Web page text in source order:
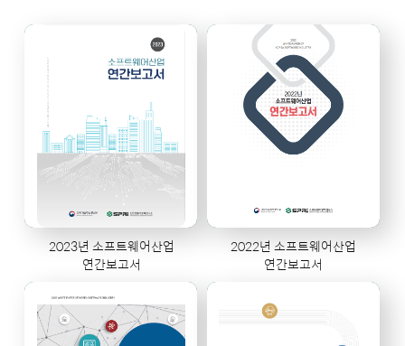
2023년 소프트웨어산업
연간보고서
2022년 소프트웨어산업
연간보고서